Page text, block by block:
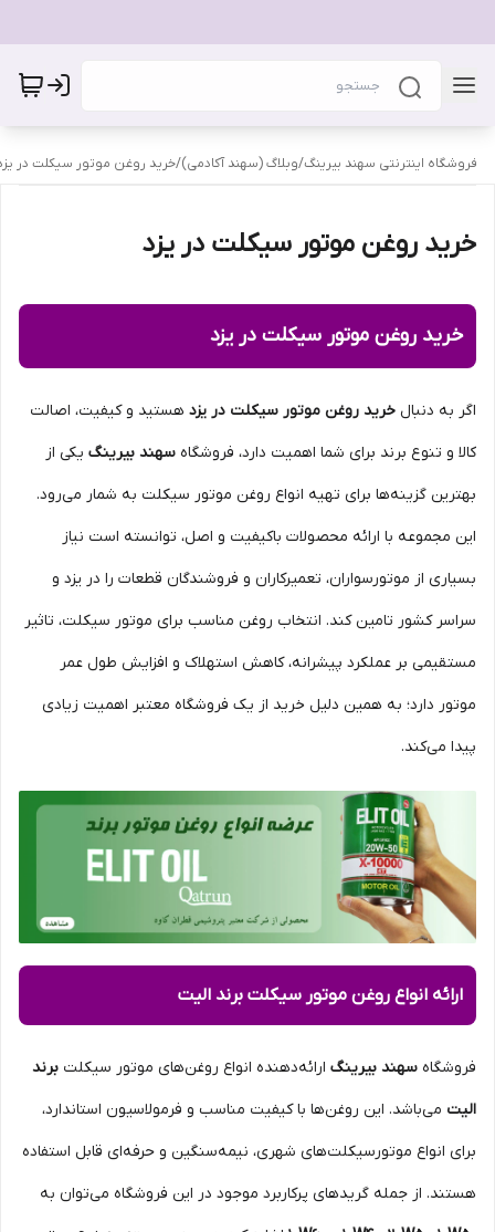
فروشگاه اینترنتی سهند بیرینگ/وبلاگ (سهند آکادمی)/خرید روغن موتور سیکلت در
خرید روغن موتور سیکلت در یزد
خرید روغن موتور سیکلت در یزد
اگر به دنبال خرید روغن موتور سیکلت در یزد هستید و کیفیت، اصالت
کالا و تنوع برند برای شما اهمیت دارد، فروشگاه سهند بیرینگ یکی از
بهترین گزینه‌ها برای تهیه انواع روغن موتور سیکلت به شمار می‌رود.
این مجموعه با ارائه محصولات باکیفیت و اصل، توانسته است نیاز
بسیاری از موتورسواران، تعمیرکاران و فروشندگان قطعات را در یزد و
سراسر کشور تامین کند. انتخاب روغن مناسب برای موتور سیکلت، تاثیر
مستقیمی بر عملکرد پیشرانه، کاهش استهلاک و افزایش طول عمر
موتور دارد؛ به همین دلیل خرید از یک فروشگاه معتبر اهمیت زیادی
پیدا می‌کند.
ارائه انواع روغن موتور سیکلت برند الیت
فروشگاه سهند بیرینگ ارائه‌دهنده انواع روغن‌های موتور سیکلت برند
الیت می‌باشد. این روغن‌ها با کیفیت مناسب و فرمولاسیون استاندارد،
برای انواع موتورسیکلت‌های شهری، نیمه‌سنگین و حرفه‌ای قابل استفاده
هستند. از جمله گریدهای پرکاربرد موجود در این فروشگاه می‌توان به